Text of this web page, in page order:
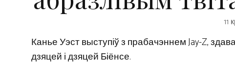
11
Канье Уэст выступіў з прабачэннем Jay-Z,
дзяцей і дзяцей Біёнсе.